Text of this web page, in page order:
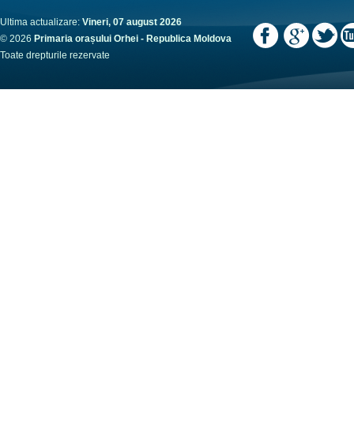
Ultima actualizare: Vineri, 07 august 2026
© 2026 Primaria orașului Orhei - Republica Moldova
Toate drepturile rezervate